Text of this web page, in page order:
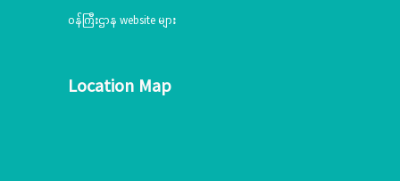
ဝန်ကြီးဌာန website များ
Location Map